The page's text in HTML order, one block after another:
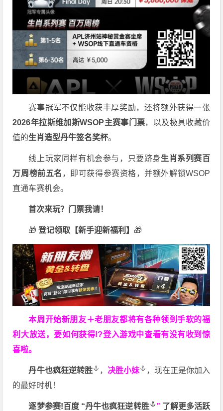
赛事冠军不仅能收获丰厚奖励，还将额外获得一张
2026年拉斯维加斯WSOP主赛事门票，以及极具收藏价
值的生肖造型丹牛签名奖杯。
线上玩家同样有机会参与，只要跻身生肖系列赛百
万周榜前五名 ，即可获得参赛资格，并额外解锁WSOP
直通车赛机会。
首次来玩？门票我请！
🎁 登记领取【新手迎新福利】 🎁
本周开始新朋友＋老朋友都将有各种领到手软的福
利大放送，要如何获得!?登入游戏中查看有没有收到惊
喜啦。
丹牛也疯狂逆转胜 ， 决胜小妹
，现在正是你加入
的最好时机！
逐梦参赛!百度 “丹牛也疯狂逆转胜 ” 了解更多活跃